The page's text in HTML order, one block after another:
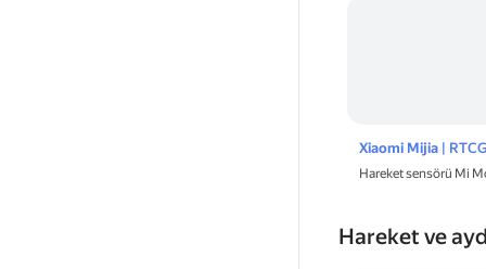
Xiaomi Mijia|
Hareket sensörü Mi
Hareket ve